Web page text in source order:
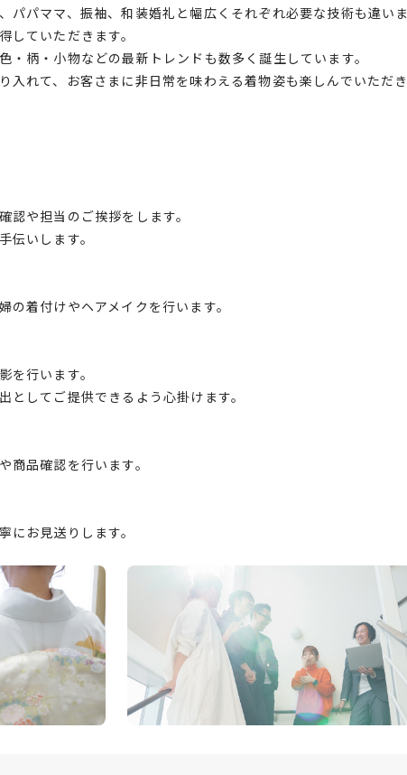
パパママ、振袖、和装婚礼と幅広くそれぞれ必要な技術も違いま
していただきます。
・柄・小物などの最新トレンドも数多く誕生しています。
入れて、お客さまに非日常を味わえる着物姿も楽しんでいただき
認や担当のご挨拶をします。
伝いします。
の着付けやヘアメイクを行います。
を行います。
としてご提供できるよう心掛けます。
商品確認を行います。
にお見送りします。